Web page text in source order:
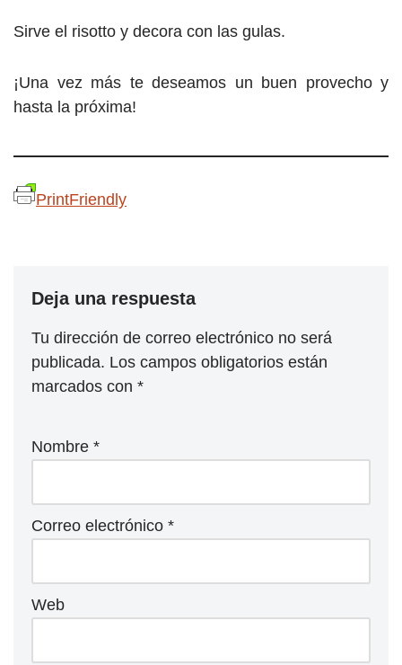
Sirve el risotto y decora con las gulas.
¡Una vez más te deseamos un buen provecho y
hasta la próxima!
PrintFriendly
Deja una respuesta
Tu dirección de correo electrónico no será
publicada. Los campos obligatorios están
marcados con *
Nombre *
Correo electrónico *
Web